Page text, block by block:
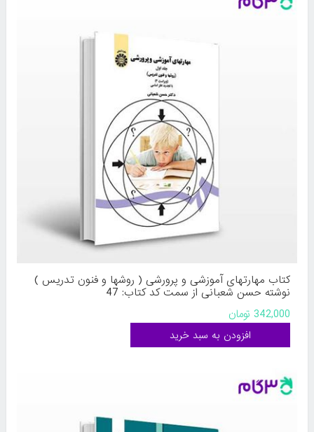
کتاب مهارتهای آموزشی و پرورشی ( روشها و فنون تدریس )
نوشته حسن شعبانی از سمت کد کتاب: 47
342,000 تومان